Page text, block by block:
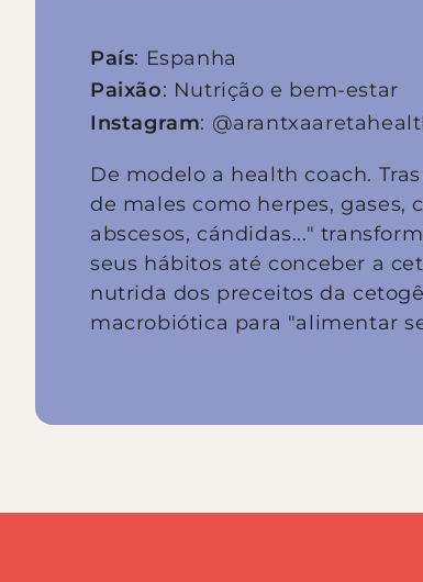
País: Espanha
Paixão: Nutrição e bem-estar
Instagram:
De modelo a health coach.
de males como herpes, gases,
abscesos, cándidas..."
seus hábitos até conceber a
nutrida dos preceitos da
macrobiótica para "alimentar